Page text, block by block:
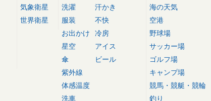
気象衛星
世界衛星
洗濯
服装
お出かけ
星空
傘
紫外線
体感温度
洗車
汗かき
不快
冷房
アイス
ビール
海の天気
空港
野球場
サッカー場
ゴルフ場
キャンプ場
競馬・競艇・競輪
釣り